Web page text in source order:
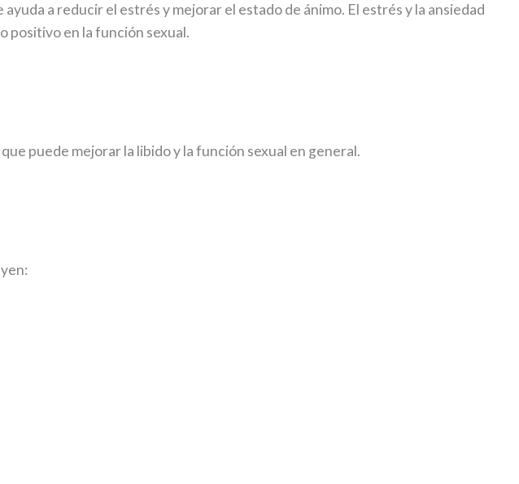
a reducir el estrés y mejorar el estado de ánimo. El estrés y la ansiedad
positivo en la función sexual.
puede mejorar la libido y la función sexual en general.